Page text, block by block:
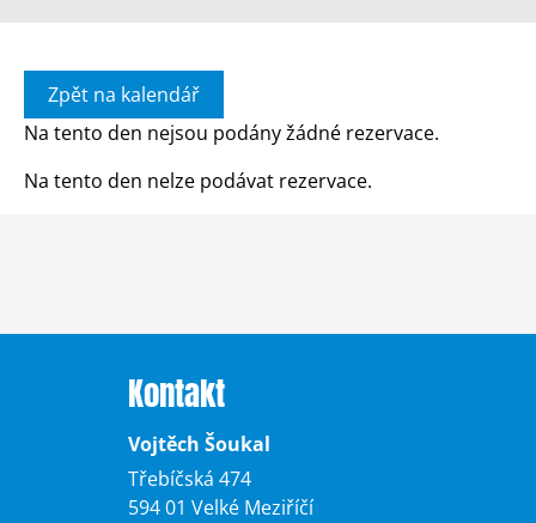
Zpět na kalendář
Na tento den nejsou podány žádné rezervace.
Na tento den nelze podávat rezervace.
Kontakt
Vojtěch Šoukal
Třebíčská 474
594 01 Velké Meziříčí